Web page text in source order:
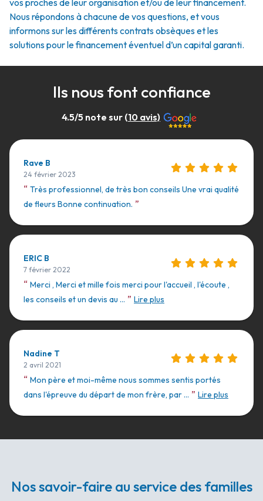
vos proches de leur organisation et/ou de leur financement.
Nous répondons à chacune de vos questions, et vous
informons sur les différents contrats obsèques et les
solutions pour le financement éventuel d’un capital garanti.
Ils nous font confiance
4.5/5 note sur (10 avis)
Rave B
24 février 2023
“ Très professionnel, de très bon conseils Une vrai qualité
de fleurs Bonne continuation. ”
ERIC B
7 février 2022
“ Merci , Merci et mille fois merci pour l'accueil , l'écoute ,
les conseils et un devis au ... ” Lire plus
Nadine T
2 avril 2021
“ Mon père et moi-même nous sommes sentis portés
dans l'épreuve du départ de mon frère, par ... ” Lire plus
Nos savoir-faire au service des familles